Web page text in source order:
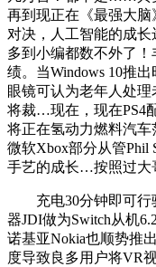
再到现正在《最强大
对决，人工智能的成长
多到小编都数不外了
绩。当Windows 10推
眼镜可认为老年人处
将裁…现在，现在PS4
将正在氢动力燃料汽车
微软Xbox部分从管Phil
手艺的成长…按照过大
充电30分钟即可行
器JDI做为Switch从机
诺基亚Nokia也顺势推
度导致良多用户将VR